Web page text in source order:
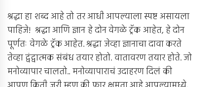
श्रद्धा हा शब्द आहे तो तर आधी आपल्याला स्पष्ट असायला
पाहिजे! श्रद्धा आणि ज्ञान हे दोन वेगळे ट्रॅक आहेत, हे दोन
पूर्णतः वेगळे ट्रॅक आहेत. श्रद्धा जेव्हा ज्ञानाचा दावा करते
तेव्हा द्वंद्वात्मक संबंध तयार होतो. वातावरण तयार होते. जो
मनोव्यापार चालतो.. मनोव्यापाराचं उदाहरण दिलं की